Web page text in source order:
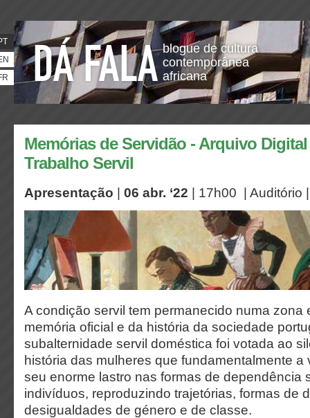
blogue de cultura
contemporânea
africana
Memórias de Servidão - Arquivo
Trabalho Servil
Apresentação 06 abr. ‘22 | 17h00 | Auditório
A condição servil tem permanecido numa zona
memória oficial e da história da sociedade
subalternidade servil doméstica foi votada ao
história das mulheres que fundamentalmente a
seu enorme lastro nas formas de dependência
indivíduos, reproduzindo trajetórias, formas de
desigualdades de género e de classe.